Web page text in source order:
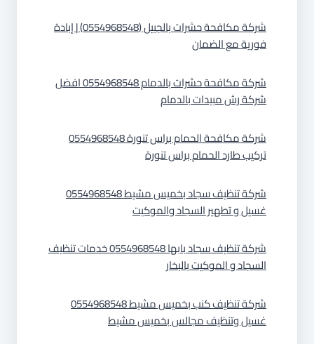
شركة مكافحة حشرات بالجبيل (0554968548) | إبادة
فورية مع الضمان
شركة مكافحة حشرات بالدمام 0554968548 افضل
شركة رش مبيدات بالدمام
شركة مكافحة الحمام براس تنورة 0554968548
تركيب طارد الحمام براس تنورة
شركة تنظيف سجاد بخميس مشيط 0554968548
غسيل و تطهير السجاد والموكيت
شركة تنظيف سجاد بابها 0554968548 خدمات تنظيف
السجاد و الموكيت بالبخار
شركة تنظيف كنب بخميس مشيط 0554968548
غسيل وتنظيف مجالس بخميس مشيط